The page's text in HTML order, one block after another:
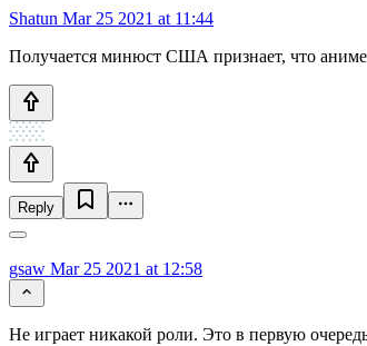
Shatun Mar 25 2021 at 11:44
Получается минюст США признает, что
Reply
gsaw Mar 25 2021 at 12:58
Не играет никакой роли. Это в первую